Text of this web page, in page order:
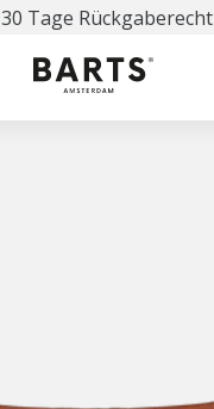
30 Tage Rückgaberecht